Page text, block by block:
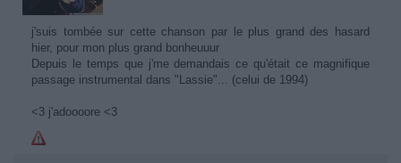
j'suis tombée sur cette chanson par le plus grand des hasard
hier, pour mon plus grand bonheuuur
Depuis le temps que j'me demandais ce qu'était ce magnifique
passage instrumental dans "Lassie"... (celui de 1994)
<3 j'adoooore <3